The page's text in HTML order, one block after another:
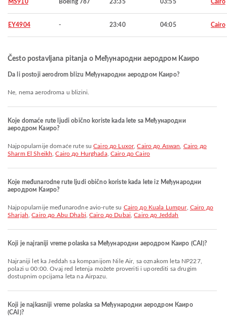
MS910 Boeing 787 23:35 03:55 Cairo
EY4904 - 23:40 04:05 Cairo
Često postavljana pitanja o Међународни аеродром Каиро
Da li postoji aerodrom blizu Међународни аеродром Каиро?
Ne, nema aerodroma u blizini.
Koje domaće rute ljudi obično koriste kada lete sa Међународни
аеродром Каиро?
Najpopularnije domaće rute suCairo до Luxor,Cairo до Aswan
Cairo до
Sharm El Sheikh ,Cairo до Hurghada,Cairo до Cairo
Koje međunarodne rute ljudi obično koriste kada lete iz Међународни
аеродром Каиро?
Najpopularnije međunarodne avio-rute su Cairo до Kuala Lumpur, Cairo до
Sharjah ,Cairo до Abu Dhabi ,Cairo до Dubai ,Cairo до Jeddah
Koji je najraniji vreme polaska sa Међународни аеродром Каиро (CAI)?
Najraniji let ka Jeddah sa kompanijom Nile Air, sa oznakom leta NP227,
polazi u 00:00. Ovaj red letenja možete proveriti i uporediti sa drugim
dostupnim opcijama leta na Airpazu.
Koji je najkasniji vreme polaska sa Међународни аеродром Каиро
(CAI)?